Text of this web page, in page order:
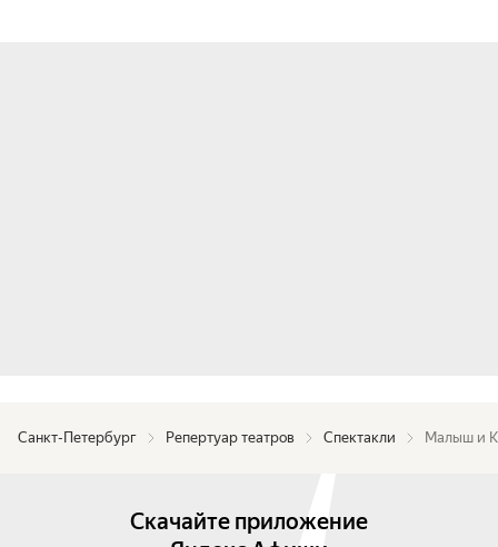
Санкт-Петербург Репертуар театров Спектакли Малыш и
Скачайте приложение